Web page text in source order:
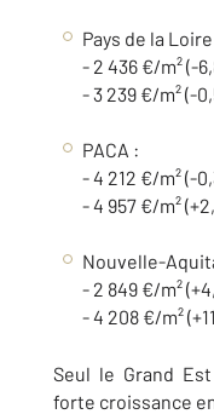
Pays de la
- 2 436 €/m² (-
- 3 239 €/m² (-
PACA :
- 4 212 €/m² (-
- 4 957 €/m²
Nouvelle-
- 2 849 €/m²
- 4 208 €/m²
Seul le Grand
forte croissance